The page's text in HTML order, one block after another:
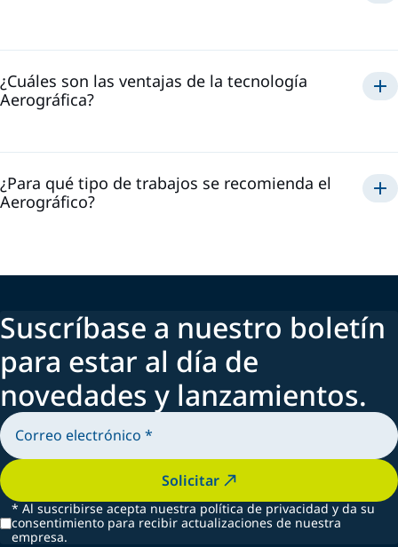
¿Cuáles son las ventajas de la tecnología
Aerográfica?
¿Para qué tipo de trabajos se recomienda el
Aerográfico?
Suscríbase a nuestro boletín
para estar al día de
novedades y lanzamientos.
Solicitar
* Al suscribirse acepta nuestra política de privacidad y da su
consentimiento para recibir actualizaciones de nuestra
empresa.